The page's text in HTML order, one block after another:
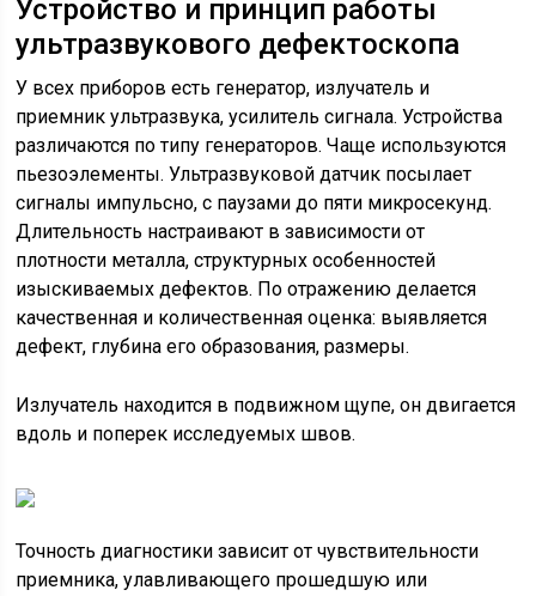
Устройство и принцип работы
ультразвукового дефектоскопа
У всех приборов есть генератор, излучатель и
приемник ультразвука, усилитель сигнала. Устройства
различаются по типу генераторов. Чаще используются
пьезоэлементы. Ультразвуковой датчик посылает
сигналы импульсно, с паузами до пяти микросекунд.
Длительность настраивают в зависимости от
плотности металла, структурных особенностей
изыскиваемых дефектов. По отражению делается
качественная и количественная оценка: выявляется
дефект, глубина его образования, размеры.
Излучатель находится в подвижном щупе, он двигается
вдоль и поперек исследуемых швов.
Точность диагностики зависит от чувствительности
приемника, улавливающего прошедшую или